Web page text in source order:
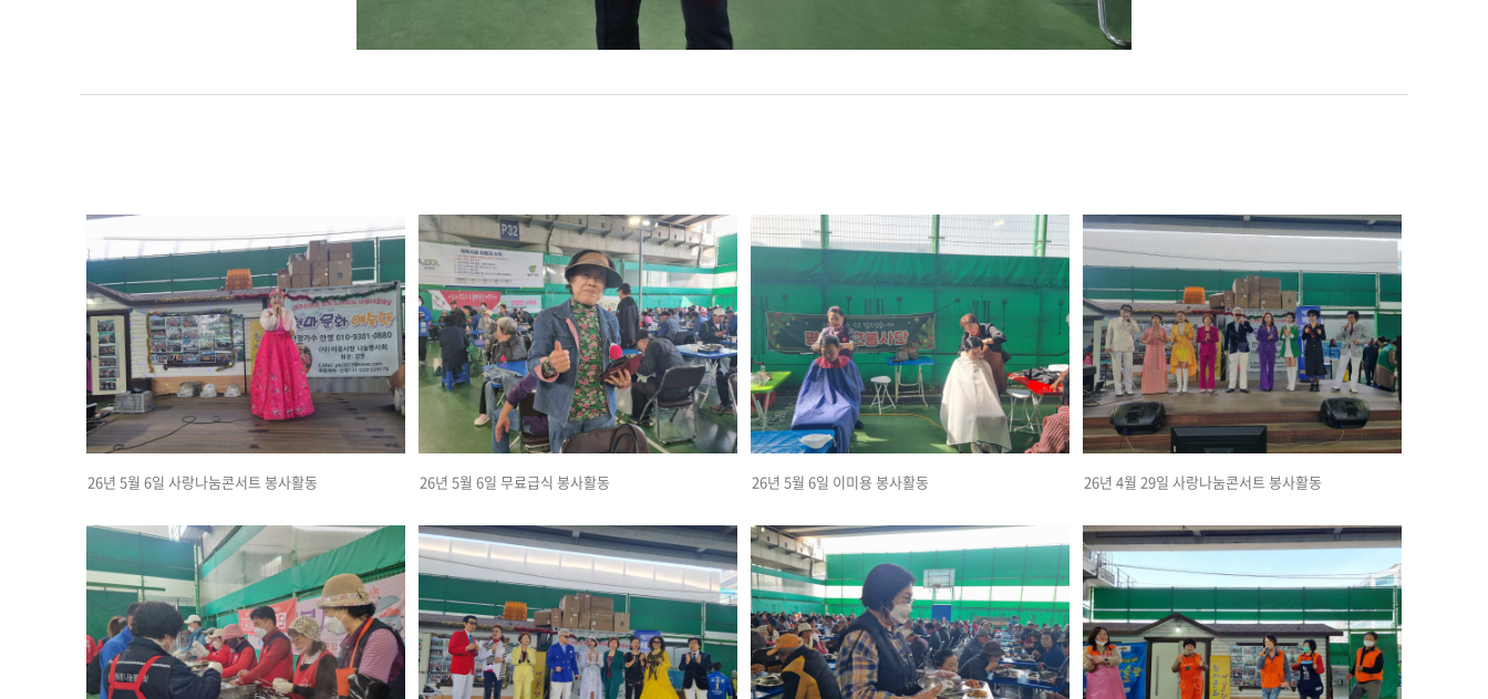
26년 5월 6일 사랑나눔콘서트 봉사활동 26년 5월 6일 무료급식 봉사활동 26년 5월 6일 이미용 봉사활동 26년 4월 29일 사랑나눔콘서트 봉사활동